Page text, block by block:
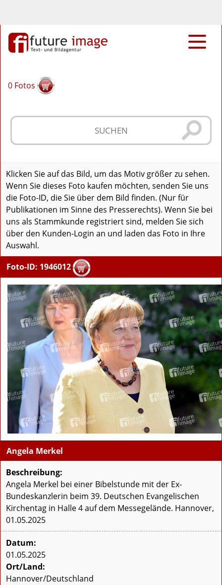
0 Fotos
Klicken Sie auf das Bild, um das Motiv größer zu sehen.
Wenn Sie dieses Foto kaufen möchten, senden Sie uns
die Foto-ID, die Sie über dem Bild finden. (Nur für
Publikationen im Sinne des Presserechts). Wenn Sie bei
uns als Stammkunde registriert sind, melden Sie sich
über den Kunden-Login an und laden das Foto in Ihre
Auswahl.
Foto-ID: 1946012
Angela Merkel
Beschreibung:
Angela Merkel bei einer Bibelstunde mit der Ex-
Bundeskanzlerin beim 39. Deutschen Evangelischen
Kirchentag in Halle 4 auf dem Messegelände. Hannover,
01.05.2025
Datum:
01.05.2025
Ort/Land:
Hannover/Deutschland